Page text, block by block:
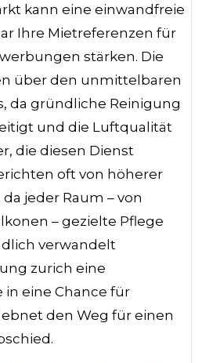
kann eine einwandfreie
Ihre Mietreferenzen für
stärken. Die
über den unmittelbaren
da gründliche Reinigung
und die Luftqualität
die diesen Dienst
oft von höherer
jeder Raum – von
– gezielte Pflege
verwandelt
zurich eine
in eine Chance für
den Weg für einen